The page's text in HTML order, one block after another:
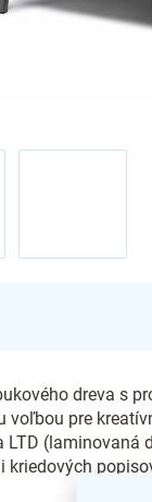
dreva s
voľbou pre
LTD